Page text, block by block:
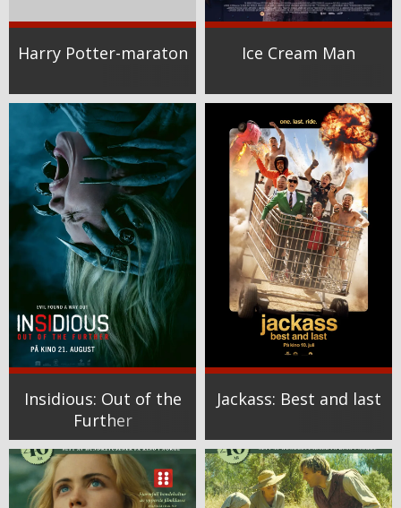
Harry Potter-maraton Ice Cream Man
Insidious: Out of the
Further
Jackass: Best and last